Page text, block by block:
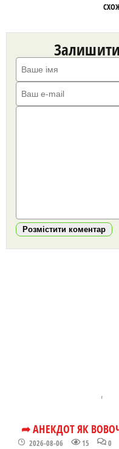
Розмістити коментар
➦ АНЕКДОТ ЯК
2026-08-06 15 0